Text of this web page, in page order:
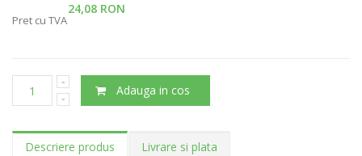
24,08 RON
Pret cu TVA
Adauga in cos
Descriere produs Livrare si plata